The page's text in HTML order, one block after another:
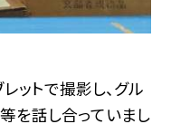
ットで撮影し、グル
を話し合っていまし